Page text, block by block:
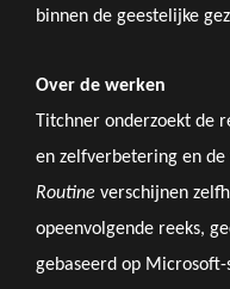
binnen de geestelijke
Over de werken
Titchner onderzoekt de
en zelfverbetering en
Routine verschijnen
opeenvolgende reeks,
gebaseerd op Microsoft-